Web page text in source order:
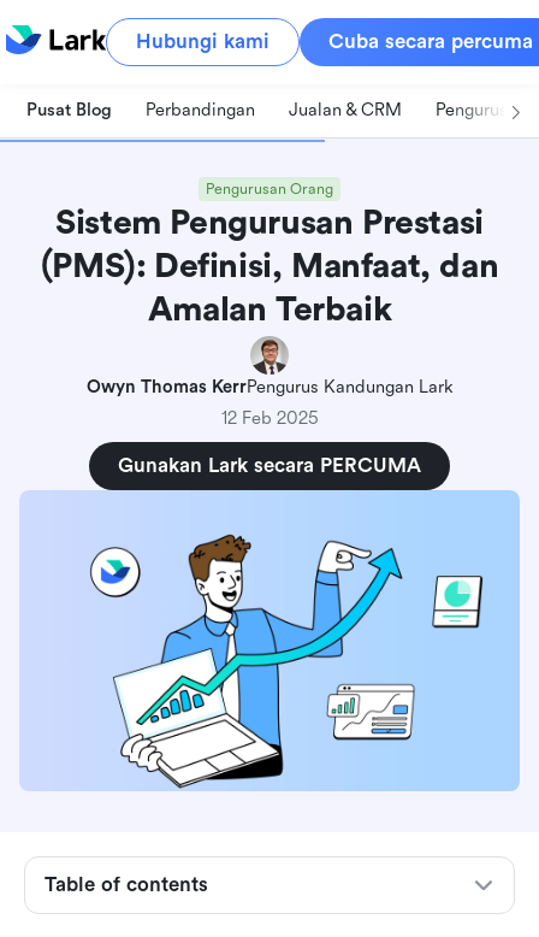
Hubungi kami Cuba secara percuma
Pusat Blog Perbandingan Jualan & CRM Pengurusan
Pengurusan Orang
Sistem Pengurusan Prestasi
(PMS): Definisi, Manfaat, dan
Amalan Terbaik
Owyn Thomas KerrPengurus Kandungan Lark
12 Feb 2025
Gunakan Lark secara PERCUMA
Table of contents
Apakah sistem pengurusan prestasi?
Kenapa sistem pengurusan prestasi penting?
Contoh sebenar sistem pengurusan prestasi